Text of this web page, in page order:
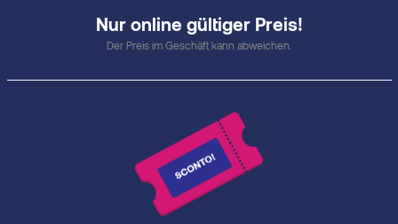
Nur online gültiger Preis!
Der Preis im Geschäft kann abweichen.